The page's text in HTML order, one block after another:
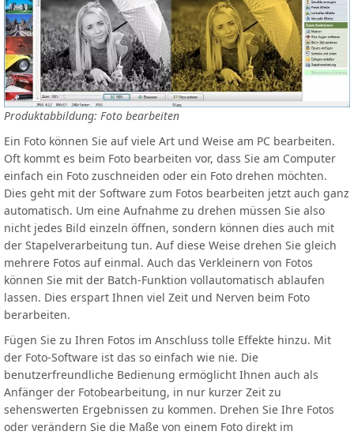
Produktabbildung: Foto bearbeiten
Ein Foto können Sie auf viele Art und Weise am PC bearbeiten.
Oft kommt es beim Foto bearbeiten vor, dass Sie am Computer
einfach ein Foto zuschneiden oder ein Foto drehen möchten.
Dies geht mit der Software zum Fotos bearbeiten jetzt auch ganz
automatisch. Um eine Aufnahme zu drehen müssen Sie also
nicht jedes Bild einzeln öffnen, sondern können dies auch mit
der Stapelverarbeitung tun. Auf diese Weise drehen Sie gleich
mehrere Fotos auf einmal. Auch das Verkleinern von Fotos
können Sie mit der Batch-Funktion vollautomatisch ablaufen
lassen. Dies erspart Ihnen viel Zeit und Nerven beim Foto
berarbeiten.
Fügen Sie zu Ihren Fotos im Anschluss tolle Effekte hinzu. Mit
der Foto-Software ist das so einfach wie nie. Die
benutzerfreundliche Bedienung ermöglicht Ihnen auch als
Anfänger der Fotobearbeitung, in nur kurzer Zeit zu
sehenswerten Ergebnissen zu kommen. Drehen Sie Ihre Fotos
oder verändern Sie die Maße von einem Foto direkt im